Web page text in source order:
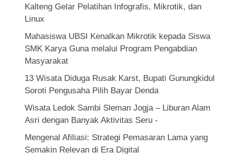
Kalteng Gelar Pelatihan Infografis, Mikrotik, dan
Linux
Mahasiswa UBSI Kenalkan Mikrotik kepada Siswa
SMK Karya Guna melalui Program Pengabdian
Masyarakat
13 Wisata Diduga Rusak Karst, Bupati Gunungkidul
Soroti Pengusaha Pilih Bayar Denda
Wisata Ledok Sambi Sleman Jogja – Liburan Alam
Asri dengan Banyak Aktivitas Seru -
Mengenal Afiliasi: Strategi Pemasaran Lama yang
Semakin Relevan di Era Digital